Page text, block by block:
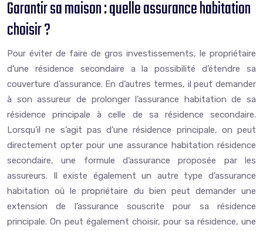
Garantir sa maison : quelle assurance habitation
choisir ?
Pour éviter de faire de gros investissements, le propriétaire
d’une résidence secondaire a la possibilité d’étendre sa
couverture d’assurance. En d’autres termes, il peut demander
à son assureur de prolonger l’assurance habitation de sa
résidence principale à celle de sa résidence secondaire.
Lorsqu’il ne s’agit pas d’une résidence principale, on peut
directement opter pour une assurance habitation résidence
secondaire, une formule d’assurance proposée par les
assureurs. Il existe également un autre type d’assurance
habitation où le propriétaire du bien peut demander une
extension de l’assurance souscrite pour sa résidence
principale. On peut également choisir, pour sa résidence, une